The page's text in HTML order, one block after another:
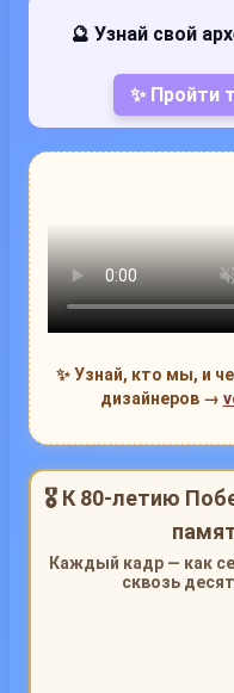
🔮 Узнай свой
✨ Пройти
✨ Узнай, кто мы, и
дизайнеров →
🎖 К 80-летию
Каждый кадр — как
сквозь